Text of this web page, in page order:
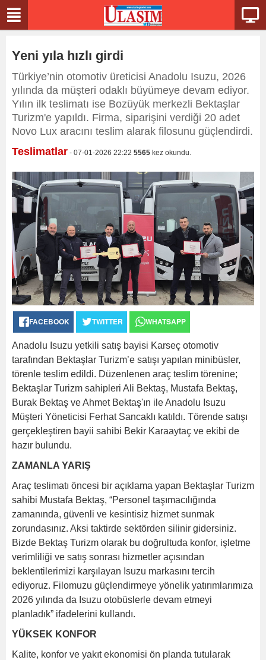
Yeni yıla hızlı girdi
Türkiye’nin otomotiv üreticisi Anadolu Isuzu, 2026
yılında da müşteri odaklı büyümeye devam ediyor.
Yılın ilk teslimatı ise Bozüyük merkezli Bektaşlar
Turizm'e yapıldı. Firma, siparişini verdiği 20 adet
Novo Lux aracını teslim alarak filosunu güçlendirdi.
Teslimatlar - 07-01-2026 22:22 5565 kez okundu.
FACEBOOK TWITTER WHATSAPP
Anadolu Isuzu yetkili satış bayisi Karseç otomotiv
tarafından Bektaşlar Turizm’e satışı yapılan minibüsler,
törenle teslim edildi. Düzenlenen araç teslim törenine;
Bektaşlar Turizm sahipleri Ali Bektaş, Mustafa Bektaş,
Burak Bektaş ve Ahmet Bektaş'ın ile Anadolu Isuzu
Müşteri Yöneticisi Ferhat Sancaklı katıldı. Törende satışı
gerçekleştiren bayii sahibi Bekir Karaaytaç ve ekibi de
hazır bulundu.
ZAMANLA YARIŞ
Araç teslimatı öncesi bir açıklama yapan Bektaşlar Turizm
sahibi Mustafa Bektaş, “Personel taşımacılığında
zamanında, güvenli ve kesintisiz hizmet sunmak
zorundasınız. Aksi taktirde sektörden silinir gidersiniz.
Bizde Bektaş Turizm olarak bu doğrultuda konfor, işletme
verimliliği ve satış sonrası hizmetler açısından
beklentilerimizi karşılayan Isuzu markasını tercih
ediyoruz. Filomuzu güçlendirmeye yönelik yatırımlarımıza
2026 yılında da Isuzu otobüslerle devam etmeyi
planladık” ifadelerini kullandı.
YÜKSEK KONFOR
Kalite, konfor ve yakıt ekonomisi ön planda tutularak